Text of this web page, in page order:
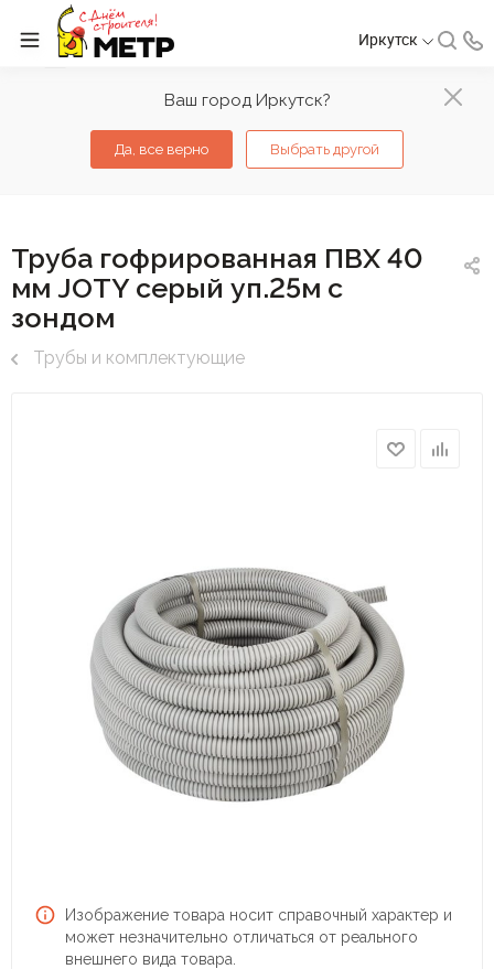
Ваш город Иркутск?
Да, все верно Выбрать другой
Иркутск
Труба гофрированная ПВХ 40
мм JOTY серый уп.25м с
зондом
Трубы и комплектующие
Изображение товара носит справочный характер и
может незначительно отличаться от реального
внешнего вида товара.